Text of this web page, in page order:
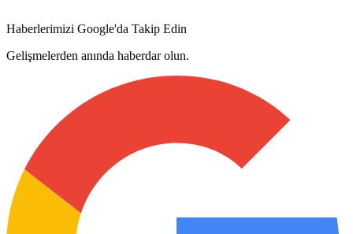
Haberlerimizi Google'da Takip Edin
Gelişmelerden anında haberdar olun.